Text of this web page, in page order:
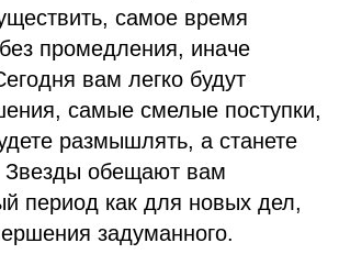
самое время
промедления, иначе
вам легко будут
самые смелые поступки,
размышлять, а станете
Звезды обещают вам
период как для новых дел,
задуманного.